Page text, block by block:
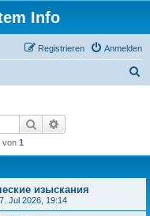
Info
Anmelden
Registrieren
Suche
von 1
изыскания
Jul 2026, 19:14